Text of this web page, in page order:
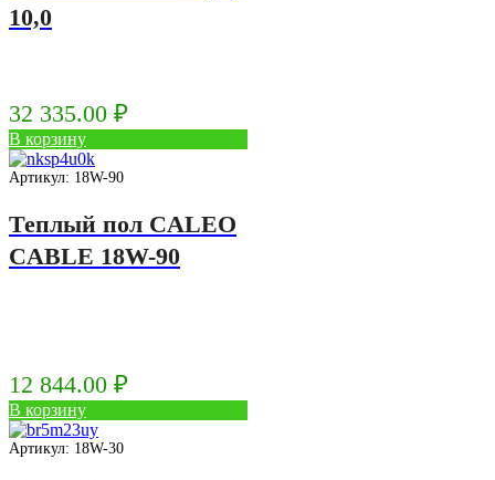
10,0
32 335.00 ₽
В корзину
Артикул: 18W-90
Теплый пол CALEO
CABLE 18W-90
12 844.00 ₽
В корзину
Артикул: 18W-30